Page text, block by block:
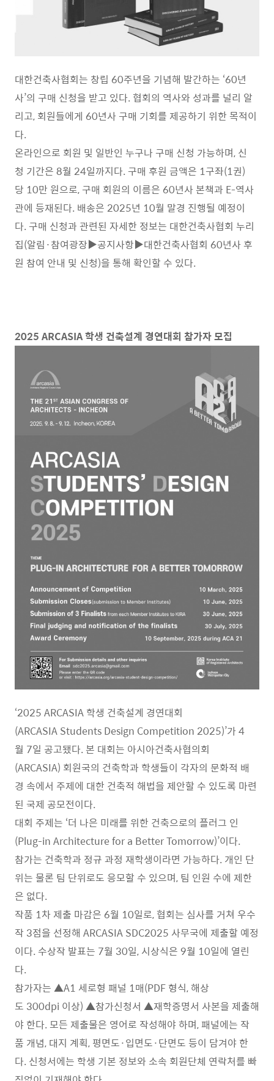
대한건축사협회는 창립 60주년을 기념해 발간하는 ‘60년
사’의 구매 신청을 받고 있다. 협회의 역사와 성과를 널리 알
리고, 회원들에게 60년사 구매 기회를 제공하기 위한 목적이
다.
온라인으로 회원 및 일반인 누구나 구매 신청 가능하며, 신
청 기간은 8월 24일까지다. 구매 후원 금액은 1구좌(1권)
당 10만 원으로, 구매 회원의 이름은 60년사 본책과 E-역사
관에 등재된다. 배송은 2025년 10월 말경 진행될 예정이
다. 구매 신청과 관련된 자세한 정보는 대한건축사협회 누리
집(알림·참여광장▶공지사항▶대한건축사협회 60년사 후
원 참여 안내 및 신청)을 통해 확인할 수 있다.
2025 ARCASIA 학생 건축설계 경연대회 참가자 모집
‘2025 ARCASIA 학생 건축설계 경연대회
(ARCASIA Students Design Competition 2025)’가 4
월 7일 공고됐다. 본 대회는 아시아건축사협의회
(ARCASIA) 회원국의 건축학과 학생들이 각자의 문화적 배
경 속에서 주제에 대한 건축적 해법을 제안할 수 있도록 마련
된 국제 공모전이다.
대회 주제는 ‘더 나은 미래를 위한 건축으로의 플러그 인
(Plug-in Architecture for a Better Tomorrow)’이다.
참가는 건축학과 정규 과정 재학생이라면 가능하다. 개인 단
위는 물론 팀 단위로도 응모할 수 있으며, 팀 인원 수에 제한
은 없다.
작품 1차 제출 마감은 6월 10일로, 협회는 심사를 거쳐 우수
작 3점을 선정해 ARCASIA SDC2025 사무국에 제출할 예정
이다. 수상작 발표는 7월 30일, 시상식은 9월 10일에 열린
다.
참가자는 ▲A1 세로형 패널 1매(PDF 형식, 해상
도 300dpi 이상) ▲참가신청서 ▲재학증명서 사본을 제출해
야 한다. 모든 제출물은 영어로 작성해야 하며, 패널에는 작
품 개념, 대지 계획, 평면도·입면도·단면도 등이 담겨야 한
다. 신청서에는 학생 기본 정보와 소속 회원단체 연락처를 빠